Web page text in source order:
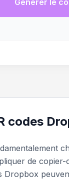
Générer le
codes
de
Dropbox